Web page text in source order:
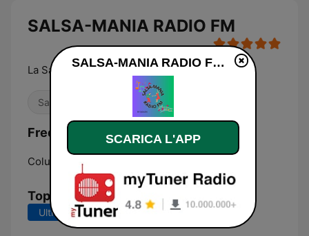
SALSA-MANIA RADIO FM
La Salsa de Hoy
Salsa
Frequenze SALSA-MANIA RADIO FM:
Columbia: Online
Top brani
Ultimi 7 giorni Ultimi 30 giorni
SALSA-MANIA RADIO FM diretta
SCARICA L'APP